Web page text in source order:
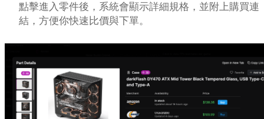
點擊進入零件後，系統會顯示詳細規格，並附上購買連
結，方便你快速比價與下單。